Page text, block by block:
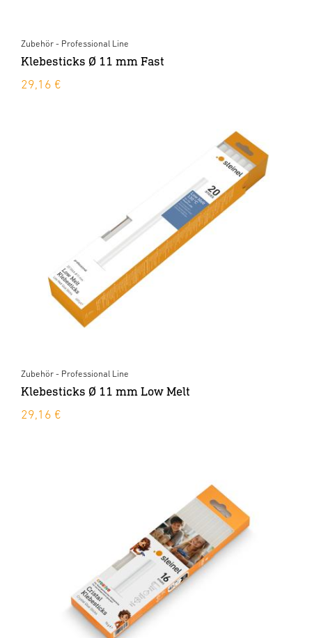
Zubehör - Professional Line
Klebesticks Ø 11 mm Fast
29,16 €
Zubehör - Professional Line
Klebesticks Ø 11 mm Low Melt
29,16 €